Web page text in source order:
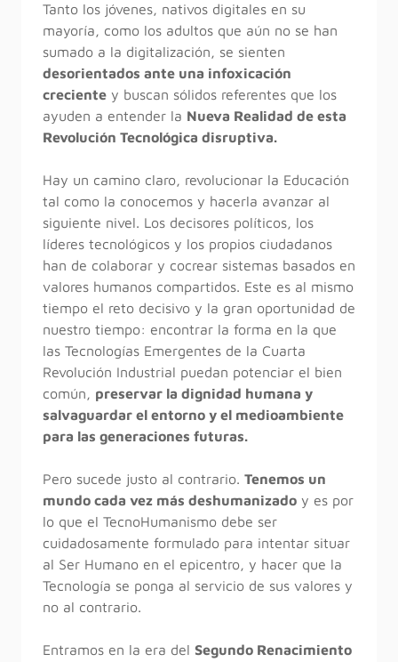
Tanto los jóvenes, nativos digitales en su
mayoría, como los adultos que aún no se han
sumado a la digitalización, se sienten
desorientados ante una infoxicación
creciente y buscan sólidos referentes que los
ayuden a entender la Nueva Realidad de esta
Revolución Tecnológica disruptiva.
Hay un camino claro, revolucionar la Educación
tal como la conocemos y hacerla avanzar al
siguiente nivel. Los decisores políticos, los
líderes tecnológicos y los propios ciudadanos
han de colaborar y cocrear sistemas basados en
valores humanos compartidos. Este es al mismo
tiempo el reto decisivo y la gran oportunidad de
nuestro tiempo: encontrar la forma en la que
las Tecnologías Emergentes de la Cuarta
Revolución Industrial puedan potenciar el bien
común, preservar la dignidad humana y
salvaguardar el entorno y el medioambiente
para las generaciones futuras.
Pero sucede justo al contrario. Tenemos un
mundo cada vez más deshumanizado y es por
lo que el TecnoHumanismo debe ser
cuidadosamente formulado para intentar situar
al Ser Humano en el epicentro, y hacer que la
Tecnología se ponga al servicio de sus valores y
no al contrario.
Entramos en la era del Segundo Renacimiento